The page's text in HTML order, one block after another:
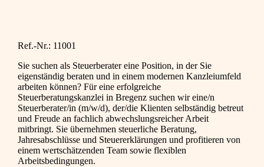
Ref.-Nr.: 11001
Sie suchen als Steuerberater eine Position, in der Sie
eigenständig beraten und in einem modernen Kanzleiumfeld
arbeiten können? Für eine erfolgreiche
Steuerberatungskanzlei in Bregenz suchen wir eine/n
Steuerberater/in (m/w/d), der/die Klienten selbständig betreut
und Freude an fachlich abwechslungsreicher Arbeit
mitbringt. Sie übernehmen steuerliche Beratung,
Jahresabschlüsse und Steuererklärungen und profitieren von
einem wertschätzenden Team sowie flexiblen
Arbeitsbedingungen.